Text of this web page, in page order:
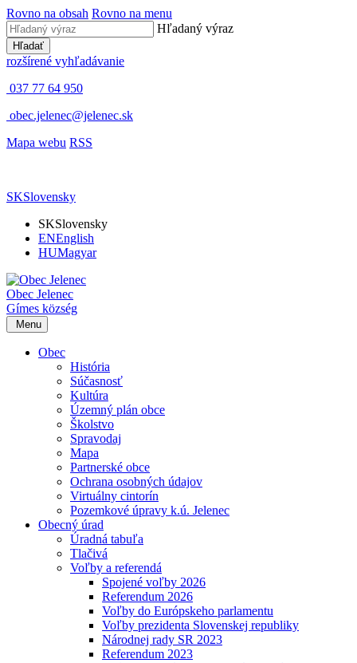
Rovno na obsah Rovno na menu
Hľadaný výraz
Hľadať
rozšírené vyhľadávanie
037 77 64 950
obec.jelenec@jelenec.sk
Mapa webu RSS
SKSlovensky
SKSlovensky
ENEnglish
HUMagyar
Obec Jelenec
Gímes község
Menu
Obec
História
Súčasnosť
Kultúra
Územný plán obce
Školstvo
Spravodaj
Mapa
Partnerské obce
Ochrana osobných údajov
Virtuálny cintorín
Pozemkové úpravy k.ú. Jelenec
Obecný úrad
Úradná tabuľa
Tlačivá
Voľby a referendá
Spojené voľby 2026
Referendum 2026
Voľby do Európskeho parlamentu
Voľby prezidenta Slovenskej republiky
Národnej rady SR 2023
Referendum 2023